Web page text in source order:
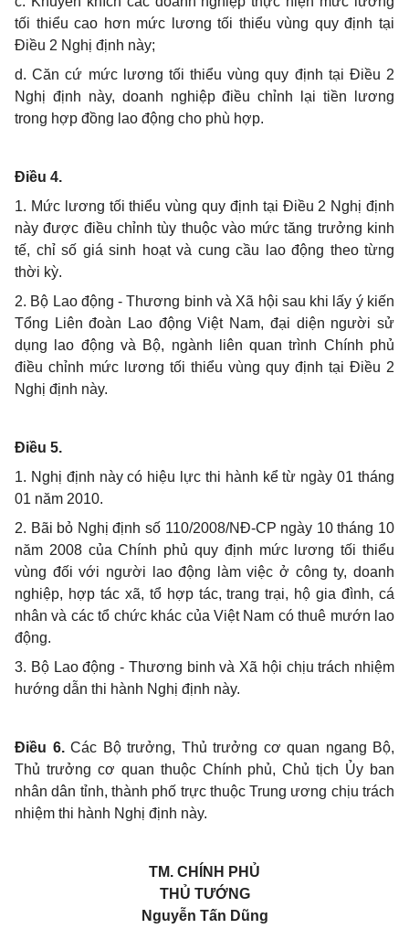
tối thiểu cao hơn mức lương tối thiểu vùng quy định tại
Điều 2 Nghị định này;
d. Căn cứ mức lương tối thiểu vùng quy định tại Điều 2
Nghị định này, doanh nghiệp điều chỉnh lại tiền lương
trong hợp đồng lao động cho phù hợp.
Điều 4.
1. Mức lương tối thiểu vùng quy định tại Điều 2 Nghị định
này được điều chỉnh tùy thuộc vào mức tăng trưởng kinh
tế, chỉ số giá sinh hoạt và cung cầu lao động theo từng
thời kỳ.
2. Bộ Lao động - Thương binh và Xã hội sau khi lấy ý kiến
Tổng Liên đoàn Lao động Việt Nam, đại diện người sử
dụng lao động và Bộ, ngành liên quan trình Chính phủ
điều chỉnh mức lương tối thiểu vùng quy định tại Điều 2
Nghị định này.
Điều 5.
1. Nghị định này có hiệu lực thi hành kể từ ngày 01 tháng
01 năm 2010.
2. Bãi bỏ Nghị định số 110/2008/NĐ-CP ngày 10 tháng 10
năm 2008 của Chính phủ quy định mức lương tối thiểu
vùng đối với người lao động làm việc ở công ty, doanh
nghiệp, hợp tác xã, tổ hợp tác, trang trại, hộ gia đình, cá
nhân và các tổ chức khác của Việt Nam có thuê mướn lao
động.
3. Bộ Lao động - Thương binh và Xã hội chịu trách nhiệm
hướng dẫn thi hành Nghị định này.
Điều 6. Các Bộ trưởng, Thủ trưởng cơ quan ngang Bộ,
Thủ trưởng cơ quan thuộc Chính phủ, Chủ tịch Ủy ban
nhân dân tỉnh, thành phố trực thuộc Trung ương chịu trách
nhiệm thi hành Nghị định này.
TM. CHÍNH PHỦ
THỦ TƯỚNG
Nguyễn Tấn Dũng